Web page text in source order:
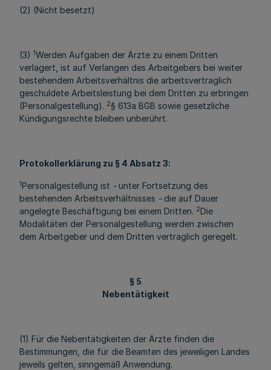
(2) (Nicht besetzt)
(3) 1Werden Aufgaben der Ärzte zu einem Dritten
verlagert, ist auf Verlangen des Arbeitgebers bei weiter
bestehendem Arbeitsverhältnis die arbeitsvertraglich
geschuldete Arbeitsleistung bei dem Dritten zu erbringen
(Personalgestellung). 2§ 613a BGB sowie gesetzliche
Kündigungsrechte bleiben unberührt.
Protokollerklärung zu § 4 Absatz 3:
1Personalgestellung ist -unter Fortsetzung des
bestehenden Arbeitsverhältnisses -die auf Dauer
angelegte Beschäftigung bei einem Dritten. 2Die
Modalitäten der Personalgestellung werden zwischen
dem Arbeitgeber und dem Dritten vertraglich geregelt.
§ 5
Nebentätigkeit
(1) Für die Nebentätigkeiten der Ärzte finden die
Bestimmungen, die für die Beamten des jeweiligen Landes
jeweils gelten, sinngemäß Anwendung.